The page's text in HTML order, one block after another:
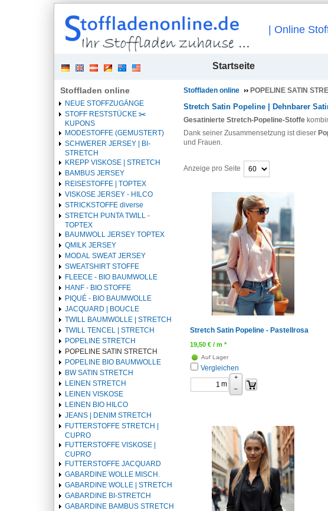
| Online
Startseite
Stoffladen online
NEUE STOFFZUGÄNGE
STOFF RESTSTÜCKE ✂️️
KUPONS
MODESTOFFE (GEMUSTERT)
SCHWERER JERSEY | BI-
STRETCH
KREPP VISKOSE | STRETCH
BAMBUS JERSEY
REISESTOFFE | TOPTEX
VISKOSE JERSEY - HILCO
STRICKSTOFFE diverse
STRETCH PUNTA TWILL -
TOPTEX
BAUMWOLL JERSEY TOPTEX
QMILK JERSEY
MODAL SWEAT JERSEY
SWEATSHIRT STOFFE
FLEECE - BIO BAUMWOLLE
HANF - BIO STOFFE
PIQUÉ - BIO BAUMWOLLE
JACQUARD | BOUCLE
TWILL BAUMWOLLE | STRETCH
TWILL TENCEL | STRETCH
POPELINE STRETCH
POPELINE SATIN STRETCH
POPELINE BIO BAUMWOLLE
BW SATIN STRETCH
LEINEN STRETCH
LEINEN VISKOSE
LEINEN BIO HILCO
JEANS | DENIM STRETCH
FUTTERSTOFFE STRETCH |
CUPRO
FUTTERSTOFFE VISKOSE |
CUPRO
FUTTERSTOFFE JACQUARD
GABARDINE WOLLE MISCH.
GABARDINE WOLLE | STRETCH
GABARDINE BI-STRETCH
GABARDINE BAMBUS STRETCH
Stoffladen online POPELINE SATIN
Stretch Satin Popeline | Dehnbarer
Gesatinierte Stretch-Popeline-Stoffe
Dank seiner Zusammensetzung ist dieser
und Frauen.
Anzeige pro Seite
Überschrift
Stretch Satin Popeline - Pastellrosa
19,50 € / m *
Auf Lager
Vergleichen
m
+
–